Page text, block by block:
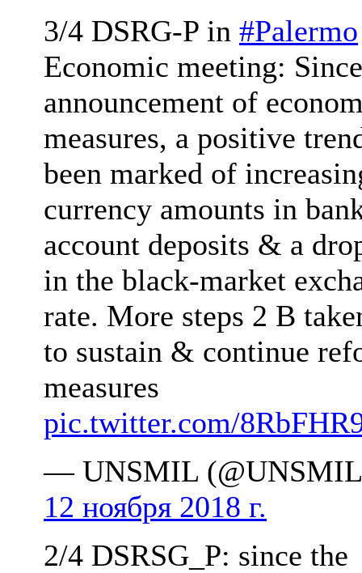
3/4 DSRG-P in #Palermo
Economic meeting: Since
announcement of
measures, a positive
been marked of
currency amounts in
account deposits & a
in the black-market
rate. More steps 2 B
to sustain & continue
measures
pic.twitter.com/
— UNSMIL
12 ноября 2018 г.
2/4 DSRSG_P: since the